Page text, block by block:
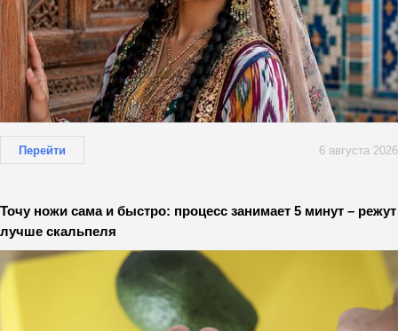
Перейти 6 августа 2026
Точу ножи сама и быстро: процесс занимает 5 минут – режут
лучше скальпеля